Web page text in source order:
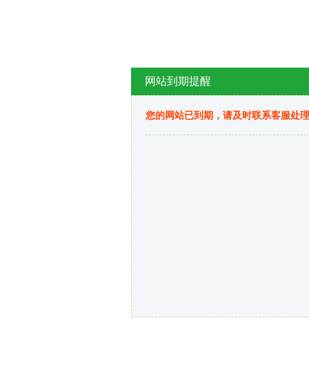
网站到期提醒
您的网站已到期，请及时联系客服处理